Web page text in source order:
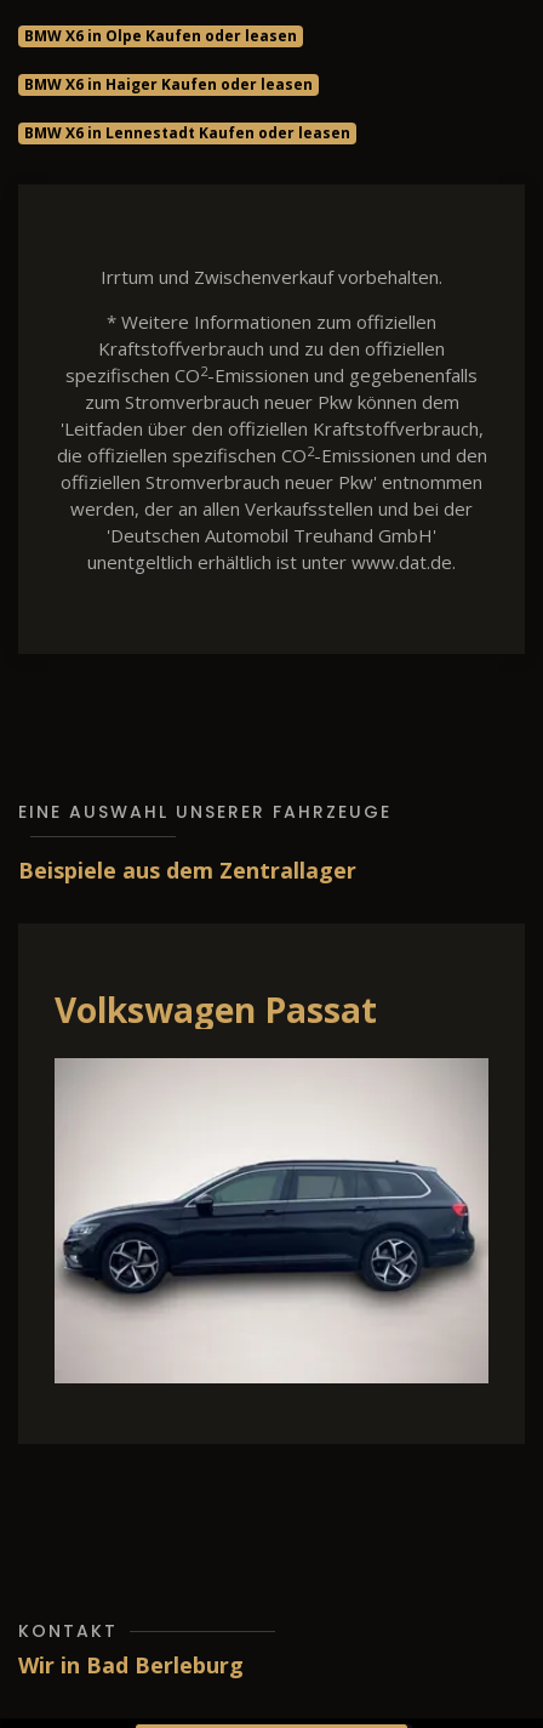
BMW X6 in Olpe Kaufen oder leasen
BMW X6 in Haiger Kaufen oder leasen
BMW X6 in Lennestadt Kaufen oder leasen
Irrtum und Zwischenverkauf vorbehalten.
* Weitere Informationen zum offiziellen
Kraftstoffverbrauch und zu den offiziellen
spezifischen CO2-Emissionen und gegebenenfalls
zum Stromverbrauch neuer Pkw können dem
'Leitfaden über den offiziellen Kraftstoffverbrauch,
die offiziellen spezifischen CO2-Emissionen und den
offiziellen Stromverbrauch neuer Pkw' entnommen
werden, der an allen Verkaufsstellen und bei der
'Deutschen Automobil Treuhand GmbH'
unentgeltlich erhältlich ist unter www.dat.de.
EINE AUSWAHL UNSERER FAHRZEUGE
Beispiele aus dem Zentrallager
Volkswagen Passat
Variant
KONTAKT
Wir in Bad Berleburg